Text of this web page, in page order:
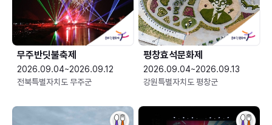
무주반딧불축제
2026.09.04~2026.09.12
전북특별자치도 무주군
평창효석문화제
2026.09.04~2026.09.13
강원특별자치도 평창군